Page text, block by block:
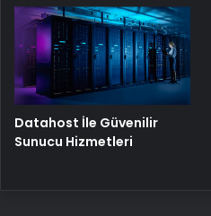
Datahost İle Güvenilir
Sunucu Hizmetleri